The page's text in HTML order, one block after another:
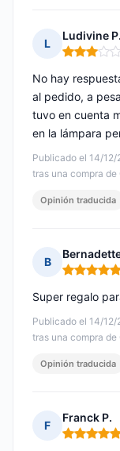
L
Ludivine P.
Nota: 3 de
Publicado el 14/
tras una compra
No hay
al pedido, a
tuvo en cuenta
en la lámpara
Opinión traducida
B
Nota: 5 de
Publicado el 14/
tras una compra
Super regalo
Opinión traducida
F
Franck P.
Nota: 5 de